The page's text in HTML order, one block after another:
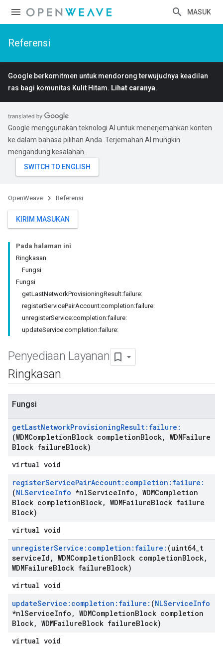
MASUK
Referensi
Google berkomitmen untuk mendorong terwujudnya keadilan
ras bagi komunitas Kulit Hitam. Lihat caranya.
Google menggunakan teknologi AI untuk menerjemahkan konten
ke dalam bahasa pilihan Anda. Terjemahan AI mungkin
mengandung kesalahan.
OpenWeave Referensi
KIRIM MASUKAN
Pada halaman ini
Ringkasan
Fungsi
Fungsi
getLastNetworkProvisioningResult:failure:
registerServicePairAccount:completion:failure:
unregisterService:completion:failure:
updateService:completion:failure:
Penyediaan Layanan
Ringkasan
Fungsi
getLastNetworkProvisioningResult:failure:
(WDMCompletionBlock completionBlock, WDMFailure
Block failureBlock)
virtual void
registerServicePairAccount:completion:failure:
(NLServiceInfo *nlServiceInfo , WDMCompletion
Block completionBlock, WDMFailureBlock failure
Block)
virtual void
unregisterService:completion:failure: (uint64 t
serviceId , WDMCompletionBlock completionBlock,
WDMFailureBlock failureBlock)
virtual void
updateService:completion:failure: (NLServiceInfo
*nlServiceInfo , WDMCompletionBlock completion
Block, WDMFailureBlock failureBlock)
virtual void